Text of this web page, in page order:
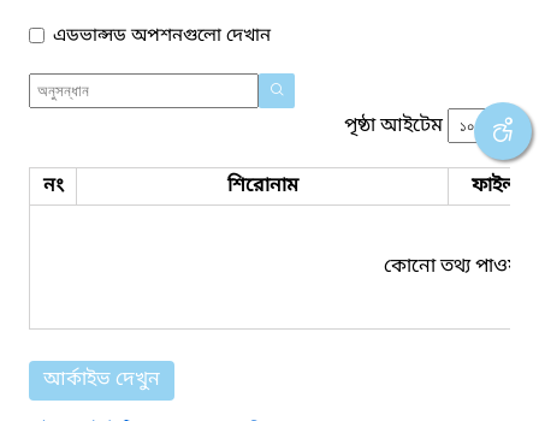
এডভান্সড অপশনগুলো দেখান
পৃষ্ঠা আইটেম
নং শিরোনাম ফাইল
কোনো তথ্য পাওয়া
আর্কাইভ দেখুন